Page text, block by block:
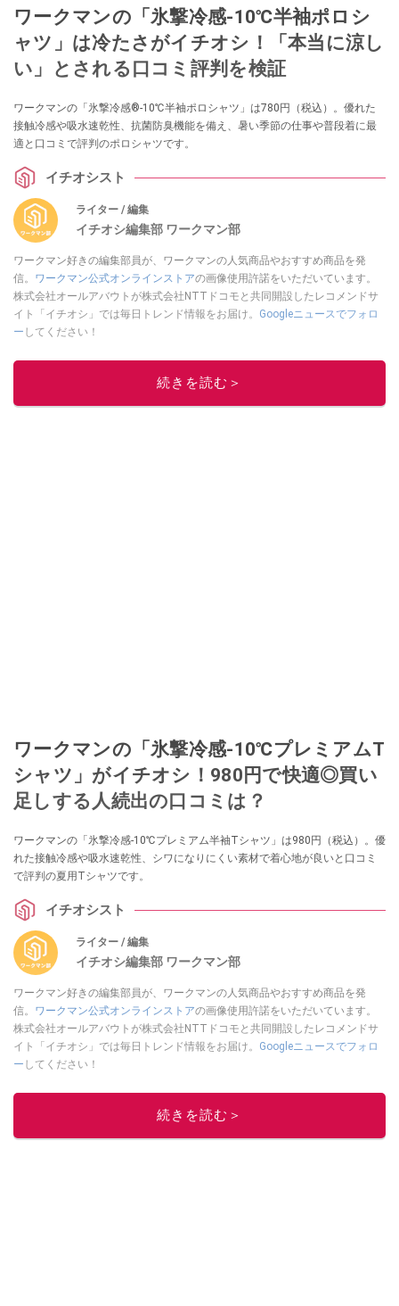
ワークマンの「氷撃冷感-10℃半袖ポロシ
ャツ」は冷たさがイチオシ！「本当に涼し
い」とされる口コミ評判を検証
ワークマンの「氷撃冷感®-10℃半袖ポロシャツ」は780円（税込）。優れた
接触冷感や吸水速乾性、抗菌防臭機能を備え、暑い季節の仕事や普段着に最
適と口コミで評判のポロシャツです。
イチオシスト
ライター / 編集
イチオシ編集部 ワークマン部
ワークマン好きの編集部員が、ワークマンの人気商品やおすすめ商品を発
信。 ワークマン公式オンラインストアの画像使用許諾をいただいています。
株式会社オールアバウトが株式会社NTTドコモと共同開設したレコメンドサ
イト「イチオシ」では毎日トレンド情報をお届け。 Googleニュースでフォロ
ー してください！
このイチオシストの他の記事を読む
続きを読む＞
ワークマンの「氷撃冷感-10℃プレミアムT
シャツ」がイチオシ！980円で快適◎買い
足しする人続出の口コミは？
ワークマンの「氷撃冷感-10℃プレミアム半袖Tシャツ」は980円（税込）。優
れた接触冷感や吸水速乾性、シワになりにくい素材で着心地が良いと口コミ
で評判の夏用Tシャツです。
イチオシスト
ライター / 編集
イチオシ編集部 ワークマン部
ワークマン好きの編集部員が、ワークマンの人気商品やおすすめ商品を発
信。 ワークマン公式オンラインストアの画像使用許諾をいただいています。
株式会社オールアバウトが株式会社NTTドコモと共同開設したレコメンドサ
イト「イチオシ」では毎日トレンド情報をお届け。 Googleニュースでフォロ
ー してください！
このイチオシストの他の記事を読む
続きを読む＞